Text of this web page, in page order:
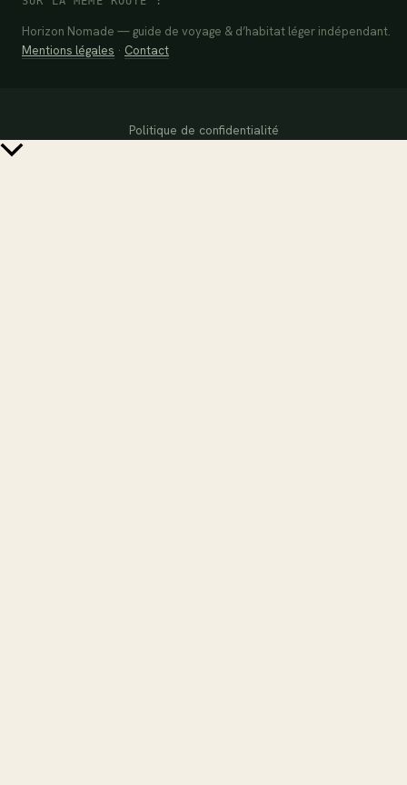
Horizon Nomade — guide de voyage & d’habitat léger indépendant.
Mentions légales · Contact
Politique de confidentialité